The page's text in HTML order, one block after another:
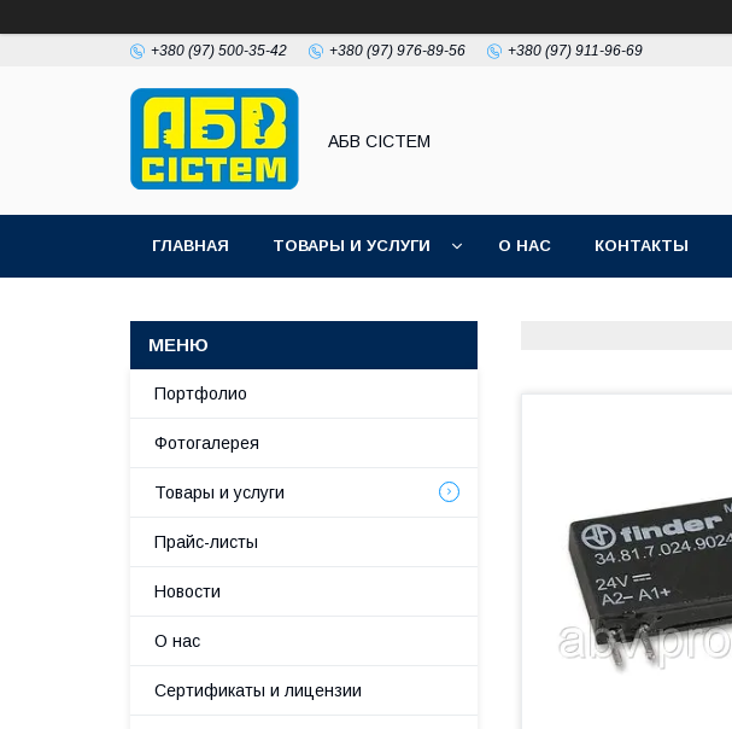
+380 (97) 500-35-42 +380 (97) 976-89-56 +380 (97) 911-96-69
АБВ СІСТЕМ
ГЛАВНАЯ ТОВАРЫ И УСЛУГИ О НАС КОНТАКТЫ
Портфолио
Фотогалерея
Товары и услуги
Прайс-листы
Новости
О нас
Сертификаты и лицензии